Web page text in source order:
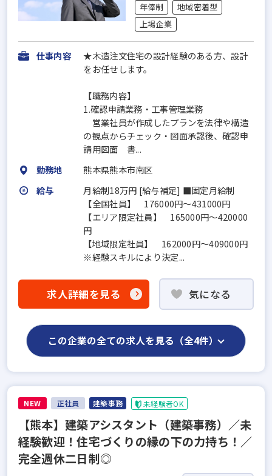
年俸制
地域密着型
上場企業
仕事内容
★木造注文住宅の設計経験のある方、設計
をお任せします。
【職務内容】
1.確認申請業務・工事管理業務
営業社員が作成したプランを法律や構造
の観点からチェック・図面承認後、確認申
請用図面 書...
勤務地
熊本県熊本市南区
給与
月給制18万円 [給与補足] ■固定月給制
【全国社員】 176000円～431000円
【エリア限定社員】 165000円～420000
円
【地域限定社員】 162000円～409000円
※経験スキルにより決定...
求人詳細を見る 気になる
この企業の全ての求人を見る（全4件）
NEW 正社員 建築事務 未経験者OK
【熊本】建築アシスタント（建築事務）／未
経験歓迎！住宅づくりの縁の下の力持ち！／
完全週休二日制◎